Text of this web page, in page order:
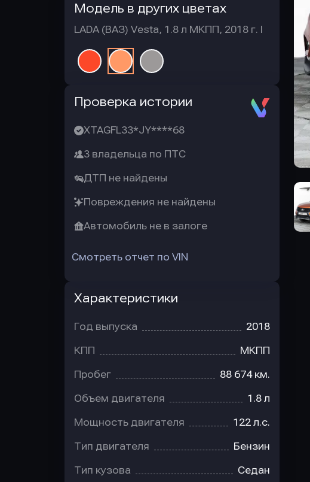
Модель в других цветах
LADA (ВАЗ) Vesta, 1.8 л МКПП, 2018 г. I
Проверка истории
XTAGFL33*JY****68
3 владельца по ПТС
ДТП не найдены
Повреждения не найдены
Автомобиль не в залоге
Смотреть отчет по VIN
Характеристики
Год выпуска 2018
КПП МКПП
Пробег 88 674 км.
Объем двигателя 1.8 л
Мощность двигателя 122 л.с.
Тип двигателя Бензин
Тип кузова Седан